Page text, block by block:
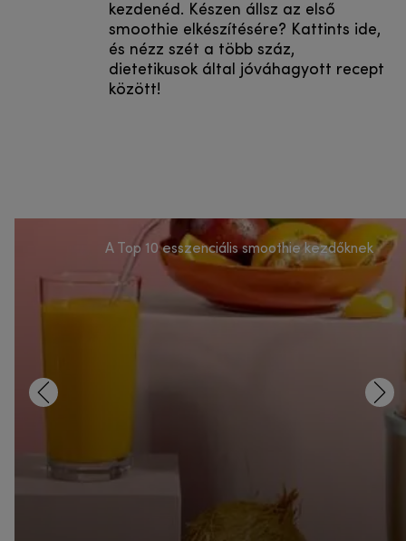
kezdenéd. Készen állsz az első
smoothie elkészítésére? Kattints ide,
és nézz szét a több száz,
dietetikusok által jóváhagyott recept
között!
A Top 10 esszenciális smoothie kezdőknek